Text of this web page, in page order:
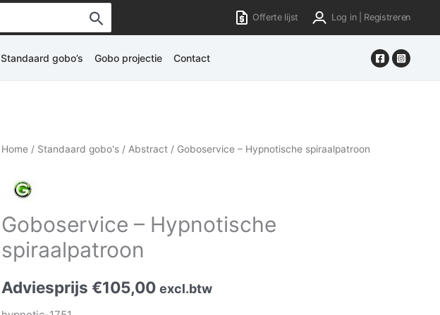
Offerte lijst Log in | Registreren
Standaard gobo’s Gobo projectie Contact
Home / Standaard gobo's / Abstract / Goboservice – Hypnotische spiraalpatroon
Goboservice – Hypnotische
spiraalpatroon
Adviesprijs€105,00 excl.btw